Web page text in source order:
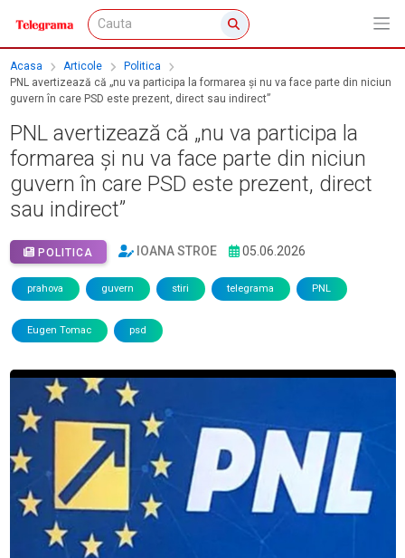
Acasa Articole
Politica
PNL avertizează că „nu va participa la formarea și nu va face parte din niciun
guvern în care PSD este prezent, direct sau indirect”
PNL avertizează că „nu va participa la
formarea și nu va face parte din niciun
guvern în care PSD este prezent, direct
sau indirect”
POLITICA IOANA STROE 05.06.2026
prahova guvern stiri telegrama PNL
Eugen Tomac psd